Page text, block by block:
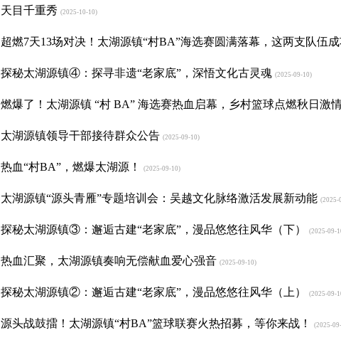
天目千重秀 (2025-10-10)
超燃7天13场对决！太湖源镇“村BA”海选赛圆满落幕，这两支队伍成
探秘太湖源镇④：探寻非遗“老家底”，深悟文化古灵魂 (2025-09-10)
燃爆了！太湖源镇 “村 BA” 海选赛热血启幕，乡村篮球点燃秋日激
太湖源镇领导干部接待群众公告 (2025-09-10)
热血“村BA”，燃爆太湖源！ (2025-09-10)
太湖源镇“源头青雁”专题培训会：吴越文化脉络激活发展新动能 (2025-
探秘太湖源镇③：邂逅古建“老家底”，漫品悠悠往风华（下） (2025-09-
热血汇聚，太湖源镇奏响无偿献血爱心强音 (2025-09-10)
探秘太湖源镇②：邂逅古建“老家底”，漫品悠悠往风华（上） (2025-09-
源头战鼓擂！太湖源镇“村BA”篮球联赛火热招募，等你来战！ (2025-